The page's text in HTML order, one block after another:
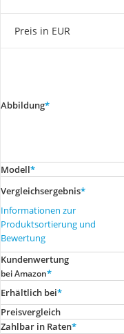
Preis in EUR
Abbildung*
Modell*
Vergleichsergebnis*
Informationen zur
Produktsortierung und
Bewertung
Kundenwertung
bei Amazon*
Erhältlich bei*
Preis­vergleich
Zahlbar in Raten*